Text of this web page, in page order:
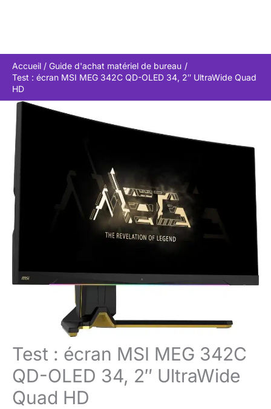
Accueil
Guide d'achat matériel de bureau
Test : écran MSI MEG 342C QD-OLED 34, 2″ UltraWide Quad
HD
Test : écran MSI MEG 342C
QD-OLED 34, 2″ UltraWide
Quad HD